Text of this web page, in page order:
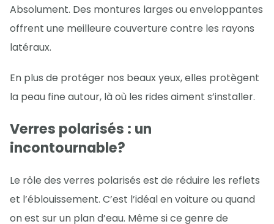
Absolument. Des montures larges ou enveloppantes
offrent une meilleure couverture contre les rayons
latéraux.
En plus de protéger nos beaux yeux, elles protègent
la peau fine autour, là où les rides aiment s’installer.
Verres polarisés : un
incontournable?
Le rôle des verres polarisés est de réduire les reflets
et l’éblouissement. C’est l’idéal en voiture ou quand
on est sur un plan d’eau. Même si ce genre de